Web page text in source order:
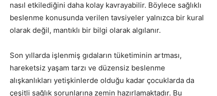
nasıl etkilediğini daha kolay kavrayabilir. Böylece sağlıklı
beslenme konusunda verilen tavsiyeler yalnızca bir kural
olarak değil, mantıklı bir bilgi olarak algılanır.
Son yıllarda işlenmiş gıdaların tüketiminin artması,
hareketsiz yaşam tarzı ve düzensiz beslenme
alışkanlıkları yetişkinlerde olduğu kadar çocuklarda da
çeşitli sağlık sorunlarına zemin hazırlamaktadır. Bu